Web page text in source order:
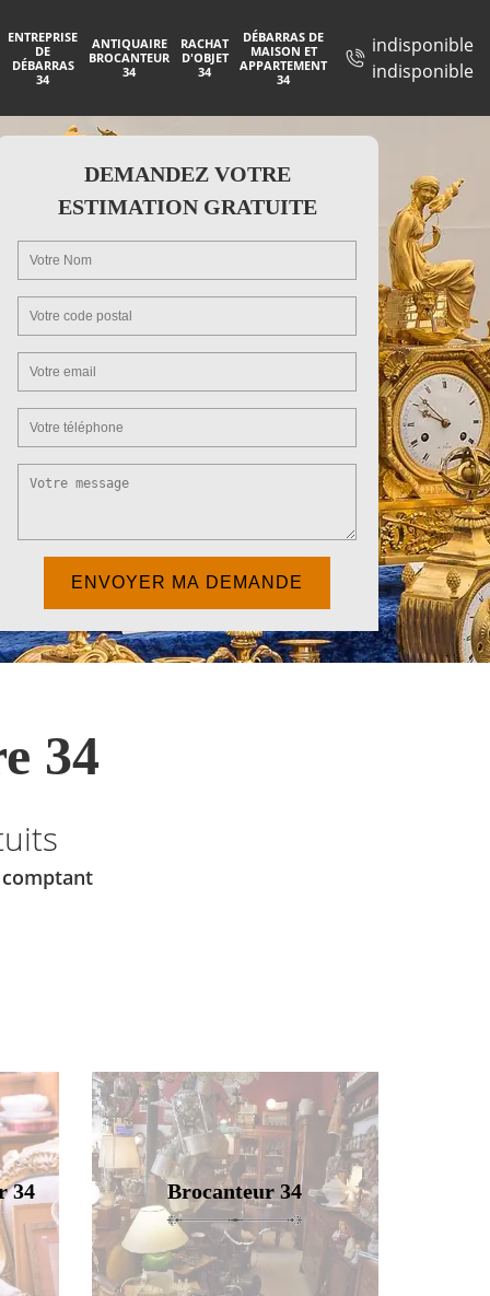
ENTREPRISE
DE
DÉBARRAS
34
ANTIQUAIRE
BROCANTEUR
34
RACHAT
D'OBJET
34
DÉBARRAS DE
MAISON ET
APPARTEMENT
34
indisponible
indisponible
DEMANDEZ VOTRE
ESTIMATION GRATUITE
34
34 Brocanteur 34